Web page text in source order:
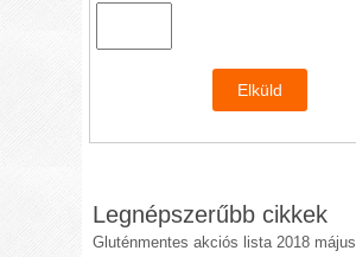
Legnépszerűbb cikkek
Gluténmentes akciós lista 2018 május